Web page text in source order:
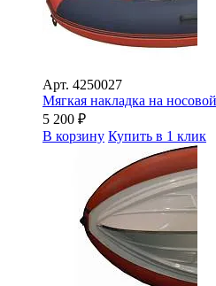
Арт. 4250027
Мягкая накладка на
5 200 ₽
В корзину Купить в 1 клик